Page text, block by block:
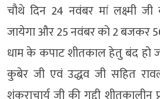
चौथे दिन 24 नवंबर मां लक्ष्मी
जायेगा और 25 नवंबर को 2 बजकर 56
धाम के कपाट शीतकाल हेतु बंद हो
कुबेर जी एवं उद्धव जी सहित